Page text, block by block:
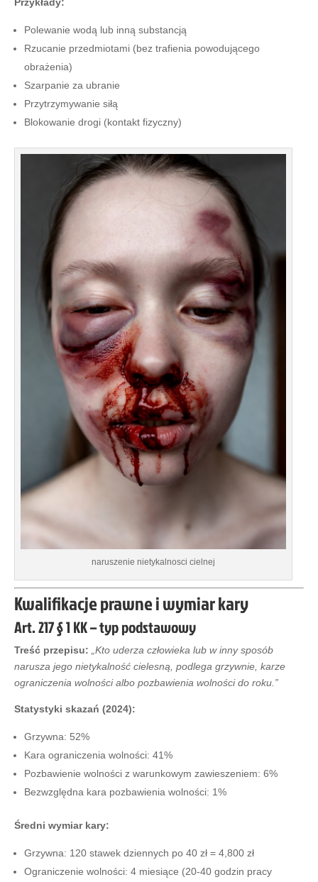
Przykłady:
Polewanie wodą lub inną substancją
Rzucanie przedmiotami (bez trafienia powodującego
obrażenia)
Szarpanie za ubranie
Przytrzymywanie siłą
Blokowanie drogi (kontakt fizyczny)
naruszenie nietykalnosci cielnej
Kwalifikacje prawne i wymiar kary
Art. 217 § 1 KK – typ podstawowy
Treść przepisu:
„Kto uderza człowieka lub w inny sposób
narusza jego nietykalność cielesną, podlega grzywnie, karze
ograniczenia wolności albo pozbawienia wolności do roku.”
Statystyki skazań (2024):
Grzywna: 52%
Kara ograniczenia wolności: 41%
Pozbawienie wolności z warunkowym zawieszeniem: 6%
Bezwzględna kara pozbawienia wolności: 1%
Średni wymiar kary:
Grzywna: 120 stawek dziennych po 40 zł = 4,800 zł
Ograniczenie wolności: 4 miesiące (20-40 godzin pracy